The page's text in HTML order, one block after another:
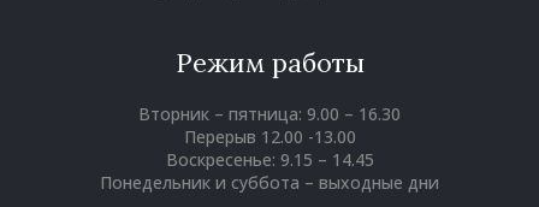
Режим работы
Вторник – пятница: 9.00 – 16.30
Перерыв 12.00 -13.00
Воскресенье: 9.15 – 14.45
Понедельник и суббота – выходные дни